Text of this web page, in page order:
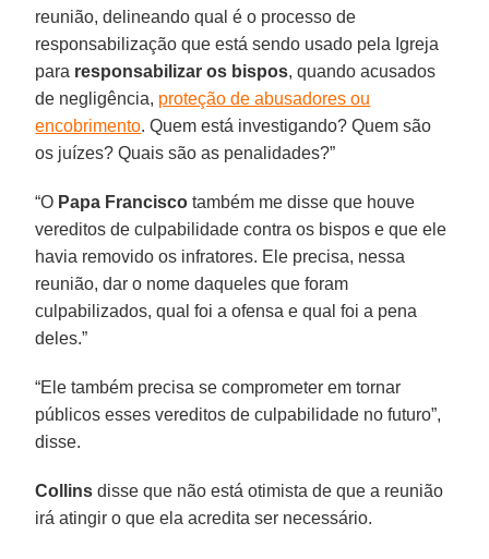
reunião, delineando qual é o processo de
responsabilização que está sendo usado pela Igreja
para responsabilizar os bispos, quando acusados
de negligência, proteção de abusadores ou
encobrimento. Quem está investigando? Quem são
os juízes? Quais são as penalidades?”
“O Papa Francisco também me disse que houve
vereditos de culpabilidade contra os bispos e que ele
havia removido os infratores. Ele precisa, nessa
reunião, dar o nome daqueles que foram
culpabilizados, qual foi a ofensa e qual foi a pena
deles.”
“Ele também precisa se comprometer em tornar
públicos esses vereditos de culpabilidade no futuro”,
disse.
Collins disse que não está otimista de que a reunião
irá atingir o que ela acredita ser necessário.